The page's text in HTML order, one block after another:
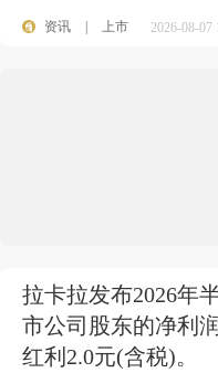
资讯 上市 2026-08-07
拉卡拉发布2026年
市公司股东的净利
红利2.0元(含税)。